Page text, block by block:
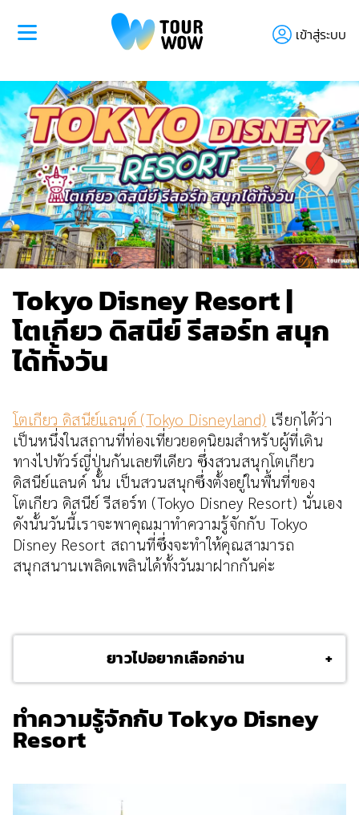
เข้าสู่ระบบ
Tokyo Disney Resort |
โตเกียว ดิสนีย์ รีสอร์ท สนุก
ได้ทั้งวัน
โตเกียว ดิสนีย์แลนด์ (Tokyo Disneyland) เรียกได้ว่า
เป็นหนึ่งในสถานที่ท่องเที่ยวยอดนิยมสำหรับผู้ที่เดิน
ทางไปทัวร์ญี่ปุ่นกันเลยทีเดียว ซึ่งสวนสนุกโตเกียว
ดิสนีย์แลนด์ นั้น เป็นสวนสนุกซึ่งตั้งอยู่ในพื้นที่ของ
โตเกียว ดิสนีย์ รีสอร์ท (Tokyo Disney Resort) นั่นเอง
ดังนั้นวันนี้เราจะพาคุณมาทำความรู้จักกับ Tokyo
Disney Resort สถานที่ซึ่งจะทำให้คุณสามารถ
สนุกสนานเพลิดเพลินได้ทั้งวันมาฝากกันค่ะ
ยาวไปอยากเลือกอ่าน +
ทำความรู้จักกับ Tokyo Disney
Resort